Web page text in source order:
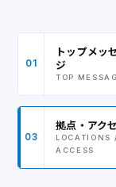
01
トップメッ
ジ
TOP
03
拠点・アク
LOCATIONS /
ACCESS